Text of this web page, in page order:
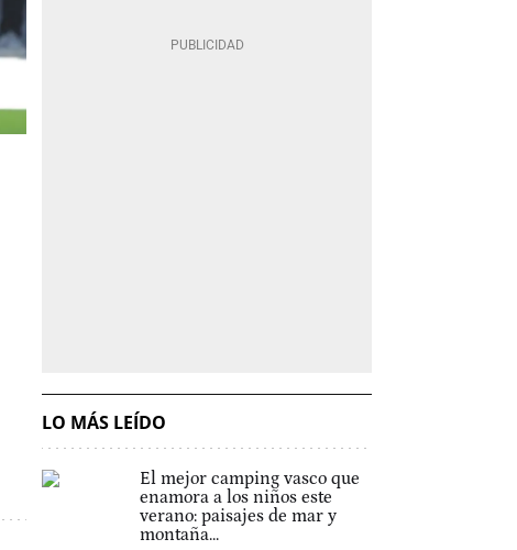
LO MÁS LEÍDO
El mejor camping vasco que
enamora a los niños este
verano: paisajes de mar y
montaña...